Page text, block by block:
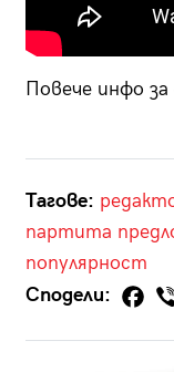
Повече инфо
Тагове:
партита
популярност
Сподели: